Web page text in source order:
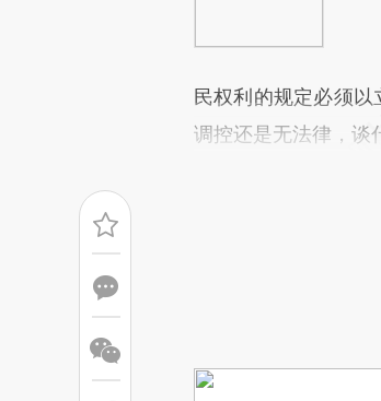
民权利的规定必须
调控还是无法律，谈